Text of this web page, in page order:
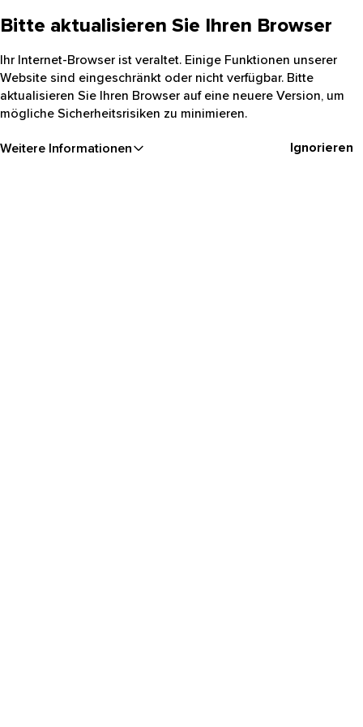
Bitte aktualisieren Sie Ihren Browser
Ihr Internet-Browser ist veraltet. Einige Funktionen unserer
Website sind eingeschränkt oder nicht verfügbar. Bitte
aktualisieren Sie Ihren Browser auf eine neuere Version, um
mögliche Sicherheitsrisiken zu minimieren.
Weitere Informationen Ignorieren